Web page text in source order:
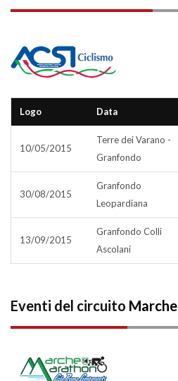
Logo Data
10/05/2015
Terre dei Varano -
Granfondo
30/08/2015
Granfondo
Leopardiana
13/09/2015
Granfondo Colli
Ascolani
Eventi del circuito